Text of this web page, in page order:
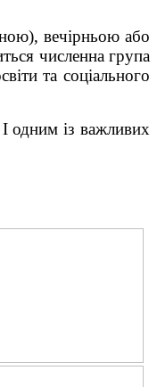
вечірньою або
численна група
та соціального
одним із важливих